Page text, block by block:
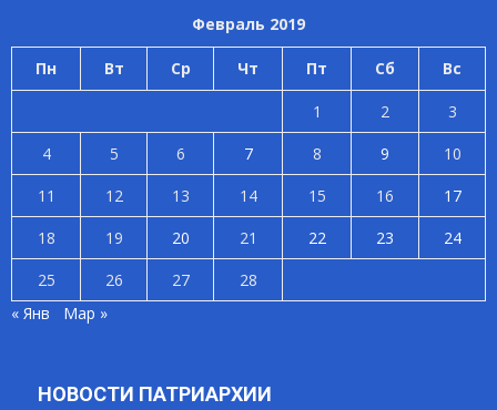
Февраль 2019
Пн Вт Ср Чт Пт Сб Вс
1 2
3
4
5 6 7 8 9
10
11
12 13 14 15 16
17
18
19 20 21 22 23
24
25
26 27
28
« Янв
Мар »
НОВОСТИ ПАТРИАРХИИ